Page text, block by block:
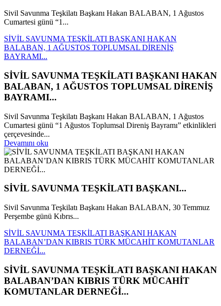
Sivil Savunma Teşkilatı Başkanı Hakan BALABAN, 1 Ağustos
Cumartesi günü “1...
SİVİL SAVUNMA TEŞKİLATI BAŞKANI HAKAN
BALABAN, 1 AĞUSTOS TOPLUMSAL DİRENİŞ
BAYRAMI...
SİVİL SAVUNMA TEŞKİLATI BAŞKANI HAKAN
BALABAN, 1 AĞUSTOS TOPLUMSAL DİRENİŞ
BAYRAMI...
Sivil Savunma Teşkilatı Başkanı Hakan BALABAN, 1 Ağustos
Cumartesi günü “1 Ağustos Toplumsal Direniş Bayramı” etkinlikleri
çerçevesinde...
Devamını oku
SİVİL SAVUNMA TEŞKİLATI BAŞKANI...
Sivil Savunma Teşkilatı Başkanı Hakan BALABAN, 30 Temmuz
Perşembe günü Kıbrıs...
SİVİL SAVUNMA TEŞKİLATI BAŞKANI HAKAN
BALABAN’DAN KIBRIS TÜRK MÜCAHİT KOMUTANLAR
DERNEĞİ...
SİVİL SAVUNMA TEŞKİLATI BAŞKANI HAKAN
BALABAN’DAN KIBRIS TÜRK MÜCAHİT
KOMUTANLAR DERNEĞİ...